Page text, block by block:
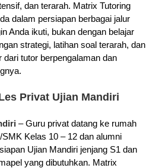
dan terarah. Matrix Tutoring
dalam persiapan berbagai jalur
Anda ikuti, bukan dengan belajar
strategi, latihan soal terarah, dan
dari tutor berpengalaman dan
Privat Ujian Mandiri
– Guru privat datang ke rumah
Kelas 10 – 12 dan alumni
Ujian Mandiri jenjang S1 dan
yang dibutuhkan. Matrix